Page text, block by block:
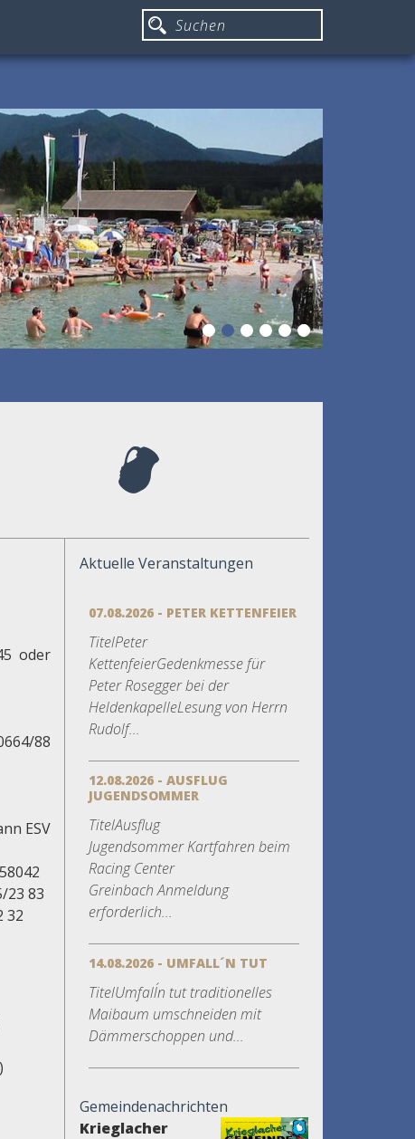
oder
88
ESV
23 83
32
Aktuelle Veranstaltungen
07.08.2026 - PETER KETTENFEIER
TitelPeter
KettenfeierGedenkmesse für
Peter Rosegger bei der
HeldenkapelleLesung von Herrn
Rudolf...
12.08.2026 - AUSFLUG
JUGENDSOMMER
TitelAusflug
Jugendsommer Kartfahren beim
Racing Center
Greinbach Anmeldung
erforderlich...
14.08.2026 - UMFALL´N TUT
TitelUmfall´n tut traditionelles
Maibaum umschneiden mit
Dämmerschoppen und...
Gemeindenachrichten
Krieglacher